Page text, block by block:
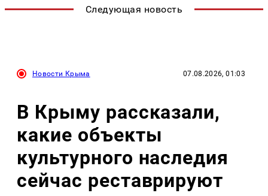
Следующая новость
Новости Крыма 07.08.2026, 01:03
В Крыму рассказали,
какие объекты
культурного наследия
сейчас реставрируют